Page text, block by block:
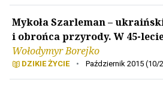
Mykoła Szarleman –
i obrońca przyrody. W 45-
Wołodymyr Borejko
DZIKIE ŻYCIE • Październik 2015 (10/